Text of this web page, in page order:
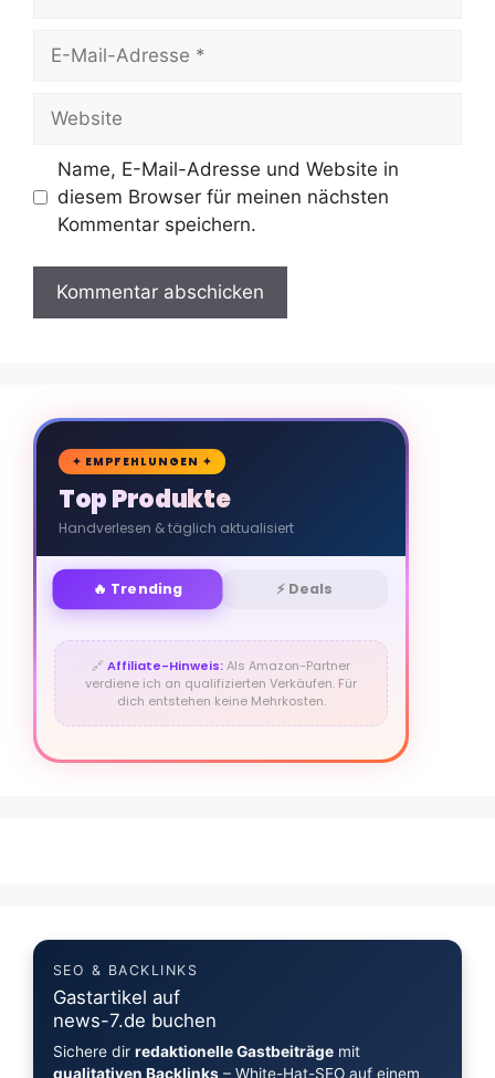
Mail-
Name, E-Mail-Adresse und Website in
diesem Browser für meinen nächsten
Kommentar speichern.
🛒
✦ EMPFEHLUNGEN ✦
Top Produkte
Handverlesen & täglich aktualisiert
🔥 Trending ⚡ Deals
🔗Affiliate-Hinweis:Als Amazon-Partner
verdiene ich an qualifizierten Verkäufen. Für
dich entstehen keine Mehrkosten.
SEO & BACKLINKS
Gastartikel auf
news-7.de buchen
Sichere dir redaktionelle Gastbeiträgemit
qualitativen Backlinks– White-Hat-SEO auf einem